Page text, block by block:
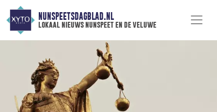
NUNSPEETSDAGBLAD.NL
lokaal nieuws nunspeet en de veluwe